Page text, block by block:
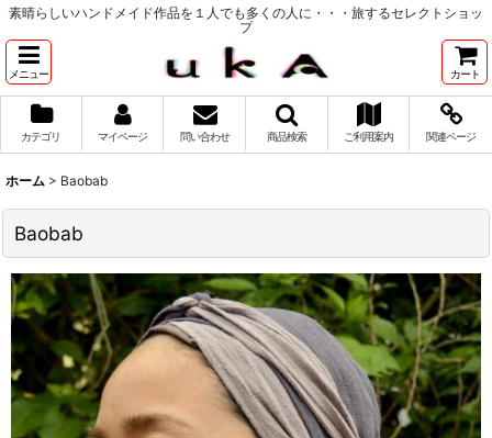
素晴らしいハンドメイド作品を１人でも多くの人に・・・旅するセレクトショッ
プ
メニュー カート
カテゴリ マイページ 問い合わせ 商品検索 ご利用案内 関連ページ
ホーム > Baobab
Baobab